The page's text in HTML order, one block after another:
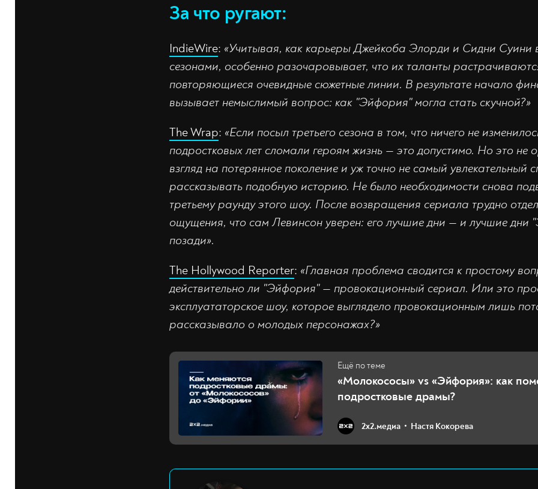
За что ругают:
IndieWire: «Учитывая, как карьеры Джейкоба Элорди и Сидни Суини
сезонами, особенно разочаровывает, что их таланты
повторяющиеся очевидные сюжетные линии. В результате начало
вызывает немыслимый вопрос: как "Эйфория" могла стать скучной?»
The Wrap: «Если посыл третьего сезона в том, что ничего не
подростковых лет сломали героям жизнь — это допустимо. Но это не
взгляд на потерянное поколение и уж точно не самый увлекательный
рассказывать подобную историю. Не было необходимости снова
третьему раунду этого шоу. После возвращения сериала трудно
ощущения, что сам Левинсон уверен: его лучшие дни — и лучшие
позади».
The Hollywood Reporter: «Главная проблема сводится к простому
действительно ли "Эйфория" — провокационный сериал. Или это
эксплуататорское шоу, которое выглядело провокационным лишь
рассказывало о молодых персонажах?»
«Молокососы» vs «Эйфория»: как
подростковые драмы?
2х2.медиа Настя Кокорева